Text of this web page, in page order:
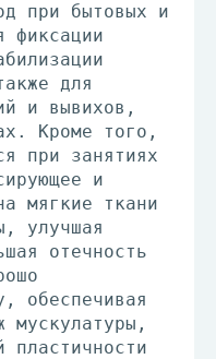
при бытовых и
фиксации
для
и вывихов,
Кроме того,
при занятиях
и
мягкие ткани
улучшая
отечность
обеспечивая
мускулатуры,
пластичности